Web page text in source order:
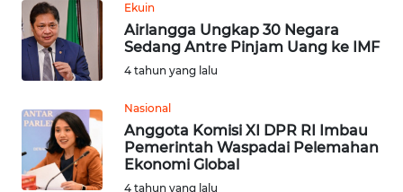
Ekuin
Airlangga Ungkap 30 Negara
Sedang Antre Pinjam Uang ke IMF
4 tahun yang lalu
Nasional
Anggota Komisi XI DPR RI Imbau
Pemerintah Waspadai Pelemahan
Ekonomi Global
4 tahun yang lalu
WN
PADANG
LAWAS
WN
SUMEDANG
WN